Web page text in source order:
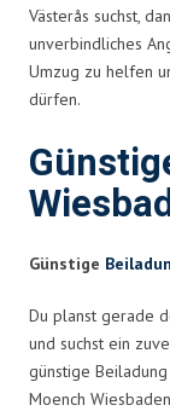
Västerås suchst,
unverbindliches
Umzug zu helfen
dürfen.
Günstige
Du planst gerade
und suchst ein
günstige
Moench